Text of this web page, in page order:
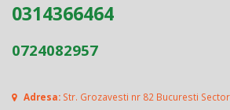
0314366464
0724082957
Adresa: Str. Grozavesti nr 82 Bucuresti